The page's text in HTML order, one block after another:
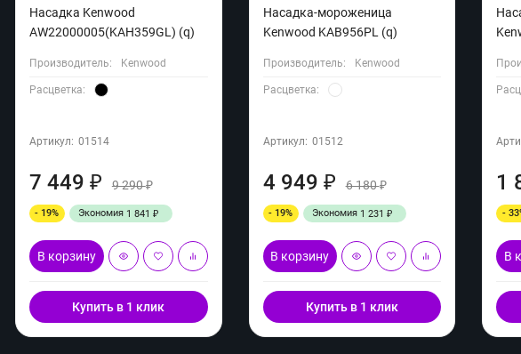
Насадка Kenwood
AW22000005(KAH359GL) (q)
Производитель: Kenwood
Расцветка:
Артикул: 01514
7 449 ₽ 9 290₽
- 19% Экономия 1 841 ₽
В корзину
Купить в 1 клик
Насадка-мороженица
Kenwood KAB956PL (q)
Производитель: Kenwood
Расцветка:
Артикул: 01512
4 949 ₽ 6 180₽
- 19% Экономия 1 231 ₽
В корзину
Купить в 1 клик
1
-
В